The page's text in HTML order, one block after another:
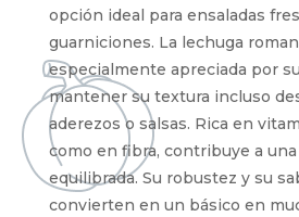
opción ideal para ensaladas
guarniciones. La lechuga
especialmente apreciada por
mantener su textura incluso
aderezos o salsas. Rica en
como en fibra, contribuye a
equilibrada. Su robustez y su
convierten en un básico en